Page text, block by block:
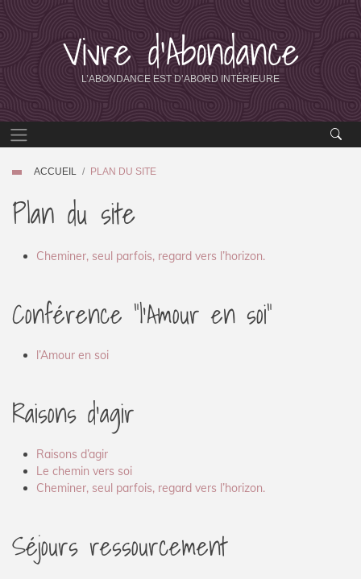
Vivre d’Abondance
L’ABONDANCE EST D’ABORD INTÉRIEURE
ACCUEIL PLAN DU SITE
Plan du site
Cheminer, seul parfois, regard vers l’horizon.
Conférence "l’Amour en soi"
l’Amour en soi
Raisons d’agir
Raisons d’agir
Le chemin vers soi
Cheminer, seul parfois, regard vers l’horizon.
Séjours ressourcement